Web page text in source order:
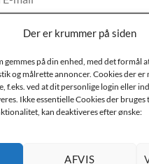
Der er krummer på siden
gemmes på din enhed, med det formål
og målrette annoncer. Cookies der er
f.eks. ved at dit personlige login eller
Ikke essentielle Cookies der bruges
kan deaktiveres efter ønske:
AFVIS
ønsker at modtage mails fra
Læs